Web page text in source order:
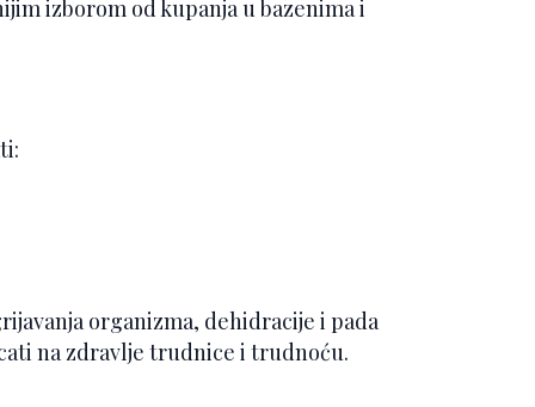
izborom od kupanja u bazenima i
organizma, dehidracije i pada
na zdravlje trudnice i trudnoću.